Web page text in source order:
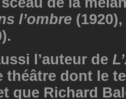
l’ombre (1920),
l’auteur de
théâtre dont le
que Richard